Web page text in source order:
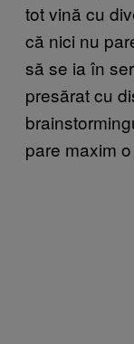
tot vină cu
că nici nu
să se ia în
presărat cu
pare maxim